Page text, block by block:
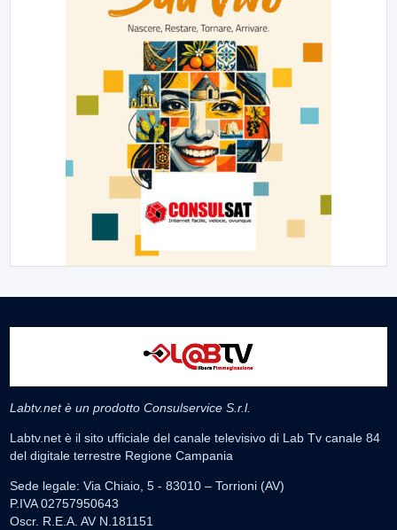
Labtv.net è un prodotto Consulservice S.r.l.
Labtv.net è il sito ufficiale del canale televisivo di Lab Tv canale 84
del digitale terrestre Regione Campania
Sede legale: Via Chiaio, 5 - 83010 – Torrioni (AV)
P.IVA 02757950643
Oscr. R.E.A. AV N.181151